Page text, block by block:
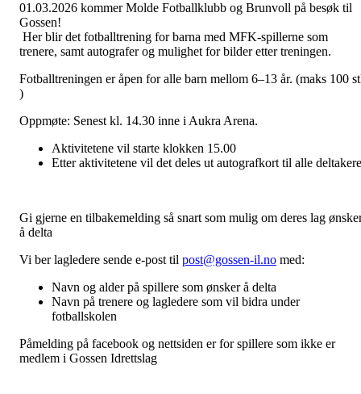
01.03.2026 kommer Molde Fotballklubb og Brunvoll på besøk til
Gossen!
Her blir det fotballtrening for barna med MFK-spillerne som
trenere, samt autografer og mulighet for bilder etter treningen.
Fotballtreningen er åpen for alle barn mellom 6–13 år. (maks 100
)
Oppmøte: Senest kl. 14.30 inne i Aukra Arena.
Aktivitetene vil starte klokken 15.00
Etter aktivitetene vil det deles ut autografkort til alle deltakere
Gi gjerne en tilbakemelding så snart som mulig om deres lag
å delta
Vi ber lagledere sende e-post til post@gossen-il.no med:
Navn og alder på spillere som ønsker å delta
Navn på trenere og lagledere som vil bidra under
fotballskolen
Påmelding på facebook og nettsiden er for spillere som ikke er
medlem i Gossen Idrettslag